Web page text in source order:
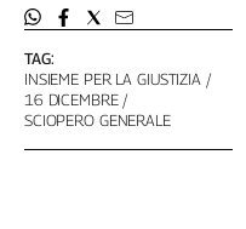
TAG:
INSIEME PER LA GIUSTIZIA
16 DICEMBRE
SCIOPERO GENERALE